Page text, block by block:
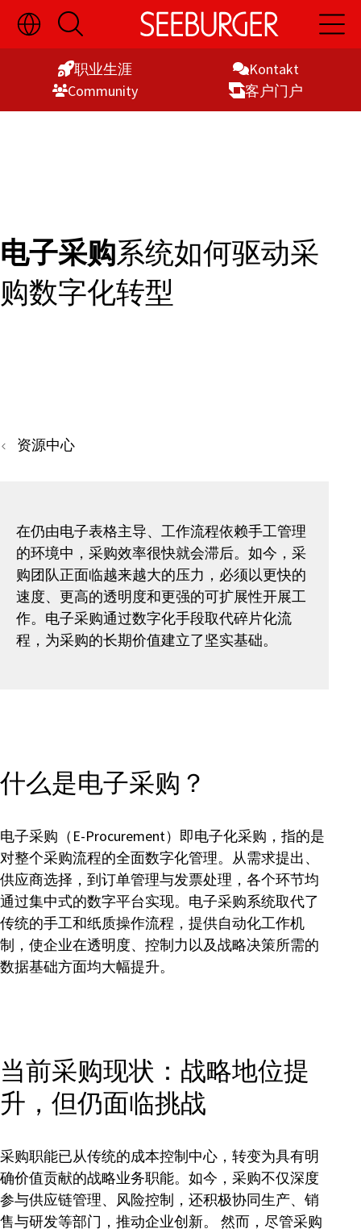
Skip
to
切
换
语
显
开
启
搜
索
开
启
主
Kontakt
职业生涯
客户门户
Commu­nity
电子采购系统如何驱动采
购数字化转型
资源中心
在仍由电子表格主导、工作流程依赖手工管理
的环境中，采购效率很快就会滞后。如今，采
购团队正面临越来越大的压力，必须以更快的
速度、更高的透明度和更强的可扩展性开展工
作。电子采购通过数字化手段取代碎片化流
程，为采购的长期价值建立了坚实基础。
什么是电子采购？
电子采购（E-Procurement）即电子化采购，指的是
对整个采购流程的全面数字化管理。从需求提出、
供应商选择，到订单管理与发票处理，各个环节均
通过集中式的数字平台实现。电子采购系统取代了
传统的手工和纸质操作流程，提供自动化工作机
制，使企业在透明度、控制力以及战略决策所需的
数据基础方面均大幅提升。
当前采购现状：战略地位提
升，但仍面临挑战
采购职能已从传统的成本控制中心，转变为具有明
确价值贡献的战略业务职能。如今，采购不仅深度
参与供应链管理、风险控制，还积极协同生产、销
售与研发等部门，推动企业创新。 然而，尽管采购